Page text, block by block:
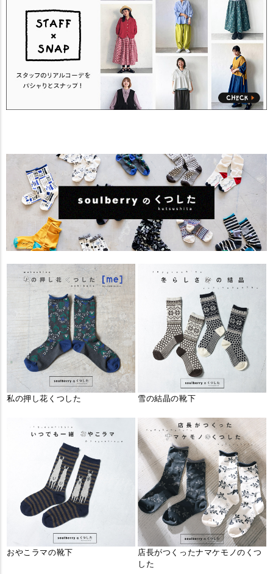
私の押し花くつした 雪の結晶の靴下
おやこラマの靴下
店長がつくったナマケモノのくつ
した